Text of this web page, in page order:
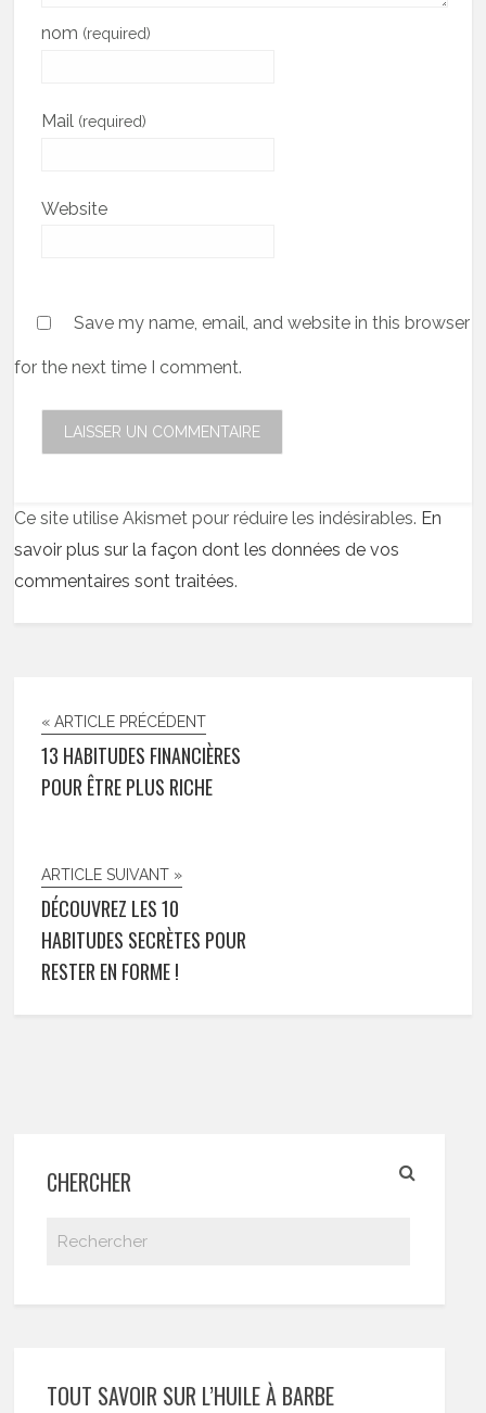
nom (required)
Mail (required)
Website
Save my name, email, and website in this browser
for the next time I comment.
Ce site utilise Akismet pour réduire les indésirables. En
savoir plus sur la façon dont les données de vos
commentaires sont traitées.
« ARTICLE PRÉCÉDENT
13 HABITUDES FINANCIÈRES
POUR ÊTRE PLUS RICHE
ARTICLE SUIVANT »
DÉCOUVREZ LES 10
HABITUDES SECRÈTES POUR
RESTER EN FORME !
CHERCHER
TOUT SAVOIR SUR L’HUILE À BARBE